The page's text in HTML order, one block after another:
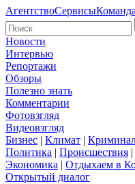
АгентствоСервисыКоманда
Новости
Интервью
Репортажи
Обзоры
Полезно знать
Комментарии
Фотовзгляд
Видеовзгляд
Бизнес | Климат |
Политика | Происшествия |
Экономика | Отдыхаем в
Открытый диалог